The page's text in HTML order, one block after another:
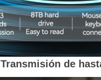
Transmisión de